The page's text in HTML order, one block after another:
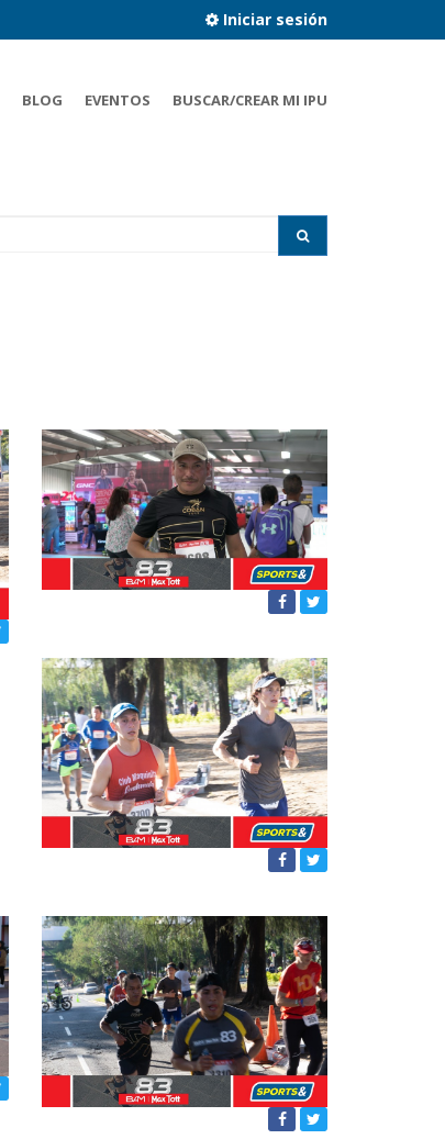
Iniciar sesión
BLOG EVENTOS BUSCAR/CREAR MI IPU